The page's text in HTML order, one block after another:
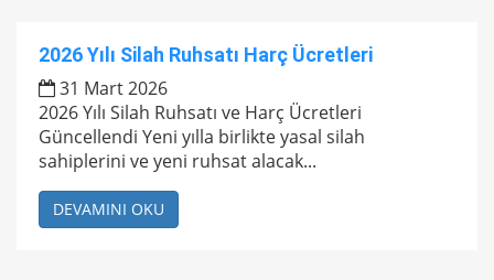
2026 Yılı Silah Ruhsatı Harç Ücretleri
31 Mart 2026
2026 Yılı Silah Ruhsatı ve Harç Ücretleri
Güncellendi Yeni yılla birlikte yasal silah
sahiplerini ve yeni ruhsat alacak...
DEVAMINI OKU